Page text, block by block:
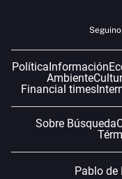
Política Información
Ambiente
Financial times
Sobre Búsqueda
Pablo